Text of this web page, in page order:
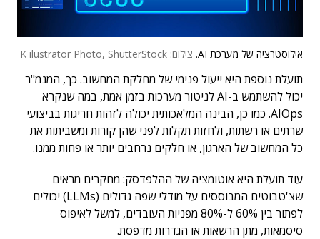
אילוסטרציה של מערכת AI. צילום: K ilustrator Photo, ShutterStock
תועלת נוספת היא ייעול פנימי של מחלקת המחשוב. כך, המנמ"ר
יכול להשתמש ב-AI לניטור מערכות בזמן אמת, במה שנקרא
AIOps. כמו כן, הבינה המלאכותית יכולה לזהות חריגות בביצועי
שרתים או רשתות, ולחזות תקלות לפני שהן קורות ומשביתות את
כל המחשוב של הארגון, או חלקים נרחבים יותר או פחות ממנו.
עוד תועלת היא אוטומציה של ההלפדסק: מחקרים מראים
שצ'טבוטים המבוססים על מודלי שפה גדולים (LLMs) יכולים
לפתור בין 60% ל-80% מפניות העובדים, למשל לאיפוס
סיסמאות, מתן הרשאות או הגדרות מדפסת.